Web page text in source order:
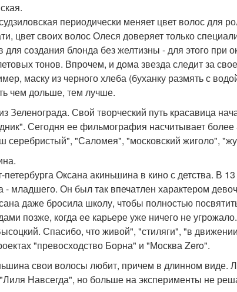
периодически меняет цвет волос для
цвет своих волос Олеся доверяет только
для создания блонда без желтизны - для этого
тонов. Впрочем, и дома звезда следит за
маску из черного хлеба (буханку размять с
чем дольше, тем лучше.
Зеленограда. Свой творческий путь красавица
Сегодня ее фильмография насчитывает
серебристый", "Саломея", "московский жиголо",
Оксана акиньшина в кино с детства. В
младшего. Он был так впечатлен характером
даже бросила школу, чтобы полностью
позже, когда ее карьере уже ничего не
Спасибо, что живой", "стиляги", "в
"превосходство Борна" и "Москва Zero".
свои волосы любит, причем в длинном виде.
Навсегда", но больше на эксперименты не